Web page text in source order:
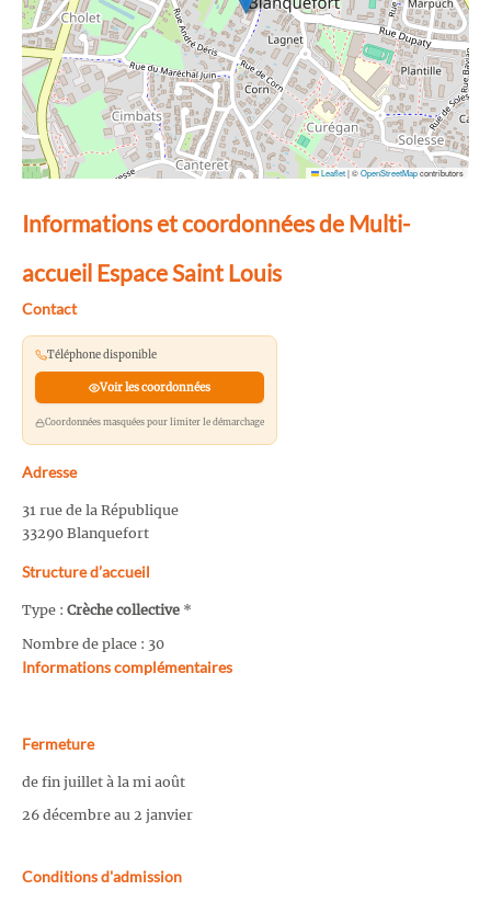
Leaflet|©OpenStreetMapcontributors
Informations et coordonnées de Multi-
accueil Espace Saint Louis
Contact
Téléphone disponible
Voir les coordonnées
Coordonnées masquées pour limiter le démarchage
Adresse
31 rue de la République
33290 Blanquefort
Structure d’accueil
Type : Crèche collective *
Nombre de place : 30
Informations complémentaires
Fermeture
de fin juillet à la mi août
26 décembre au 2 janvier
Conditions d'admission